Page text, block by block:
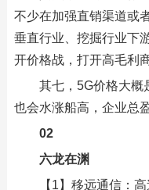
不少在加强直销渠道或
垂直行业、挖掘行业下
开价格战，打开高毛利
其七，5G价格大概
也会水涨船高，企业总
02
六龙在渊
【1】移远通信：